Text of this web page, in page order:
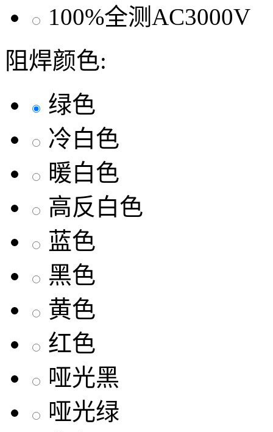
100%全测AC3000V
阻焊颜色:
绿色
冷白色
暖白色
高反白色
蓝色
黑色
黄色
红色
哑光黑
哑光绿